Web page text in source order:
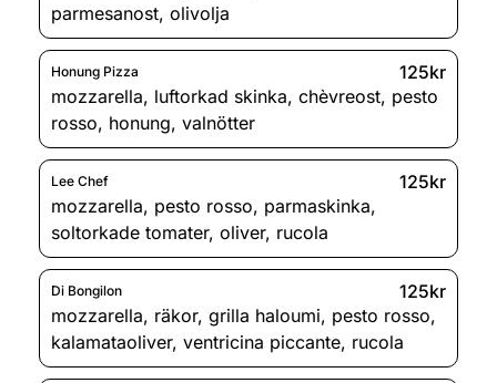
parmesanost, olivolja
Honung Pizza
125kr
mozzarella, luftorkad skinka, chèvreost, pesto
rosso, honung, valnötter
Lee Chef
125kr
mozzarella, pesto rosso, parmaskinka,
soltorkade tomater, oliver, rucola
Di Bongilon
125kr
mozzarella, räkor, grilla haloumi, pesto rosso,
kalamataoliver, ventricina piccante, rucola